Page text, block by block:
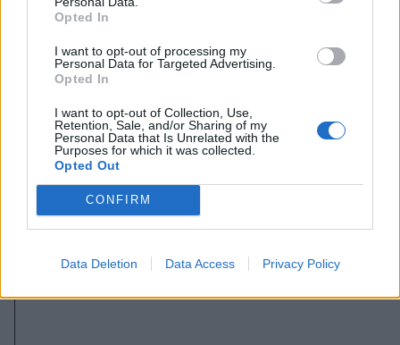
Opted In
I want to opt-out of processing my
Personal Data for Targeted Advertising.
Opted In
I want to opt-out of Collection, Use,
Retention, Sale, and/or Sharing of my
Personal Data that Is Unrelated with the
Purposes for which it was collected.
Opted Out
CONFIRM
Data Deletion Data Access Privacy Policy
2026. augusztus 09., vasárnap
Magyar előadók Sziget-koncertjei
lesznek láthatók az M1-en